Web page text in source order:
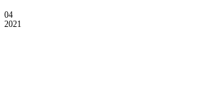
04
2021